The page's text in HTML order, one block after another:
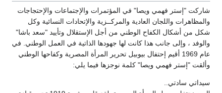
شاركت "إستر فهمي ويصا" في المؤتمرات والإجتماعات والإحتجاجات
والمظاهرات واللجان العادية والمركــزية والإتحادات النسائية وكل
شكل من أشكال الكفاح الوطني من أجل الإستقلال وتأييد "سعد باشا"
والوفد ، وإلى جانب هذا كانت لها جهودها الذاتية في العمل الوطني. في
عام 1969 أقيم إحتفال بيوبيل تحرير المرأة المصرية وكفاحها الوطني
وألقت "إستر فهمي ويصا" كلمة نوجزها فيما يلي:
سيداتي سادتي..